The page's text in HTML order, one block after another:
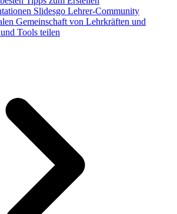
Slidesgo Lehrer-Community
Gemeinschaft von Lehrkräften und
Tools teilen